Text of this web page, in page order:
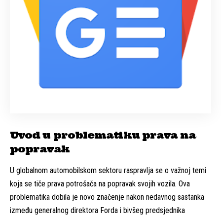
Uvod u problematiku prava na
popravak
U globalnom automobilskom sektoru raspravlja se o važnoj temi
koja se tiče prava potrošača na popravak svojih vozila. Ova
problematika dobila je novo značenje nakon nedavnog sastanka
između generalnog direktora Forda i bivšeg predsjednika